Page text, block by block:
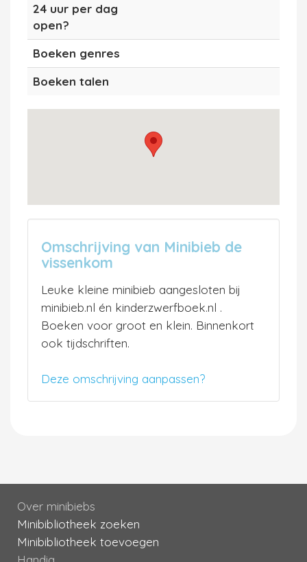
24 uur per dag
open?
Boeken genres
Boeken talen
Omschrijving van Minibieb de
vissenkom
Leuke kleine minibieb aangesloten bij
minibieb.nl én kinderzwerfboek.nl .
Boeken voor groot en klein. Binnenkort
ook tijdschriften.
Deze omschrijving aanpassen?
Over minibiebs
Minibibliotheek zoeken
Minibibliotheek toevoegen